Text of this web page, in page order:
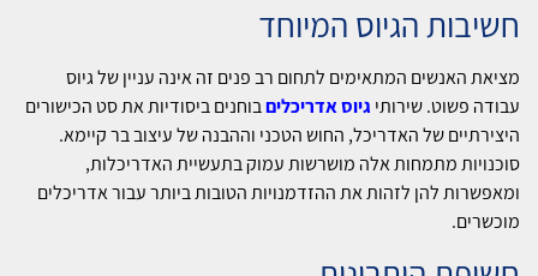
חשיבות הגיוס המיוחד
מציאת האנשים המתאימים לתחום רב פנים זה אינה עניין של גיוס
עבודה פשוט. שירותי גיוס אדריכליםבוחנים ביסודיות את סט הכישורים
היצירתיים של האדריכל, החוש הטכני וההבנה של עיצוב בר קיימא.
סוכנויות מתמחות אלה מושרשות עמוק בתעשיית האדריכלות,
ומאפשרות להן לזהות את ההזדמנויות הטובות ביותר עבור אדריכלים
מוכשרים.